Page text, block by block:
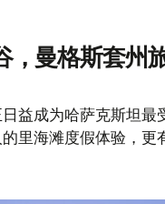
，曼格斯套州
益成为哈萨克斯坦最
里海滩度假体验，更